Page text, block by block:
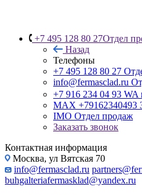
+7 495 128 80 27Отдел
Назад
Телефоны
+7 495 128 80 27
info@fermasclad.ru
+7 916 234 04 93 WA
MAX +79162340493
IMO Отдел продаж
Заказать звонок
Контактная информация
Москва, ул Вятская 70
info@fermasclad.ru
buhgalteriafermasklad@yandex.ru